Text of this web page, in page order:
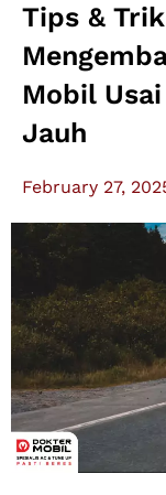
Tips & Trik
Mobil
Jauh
February 27,